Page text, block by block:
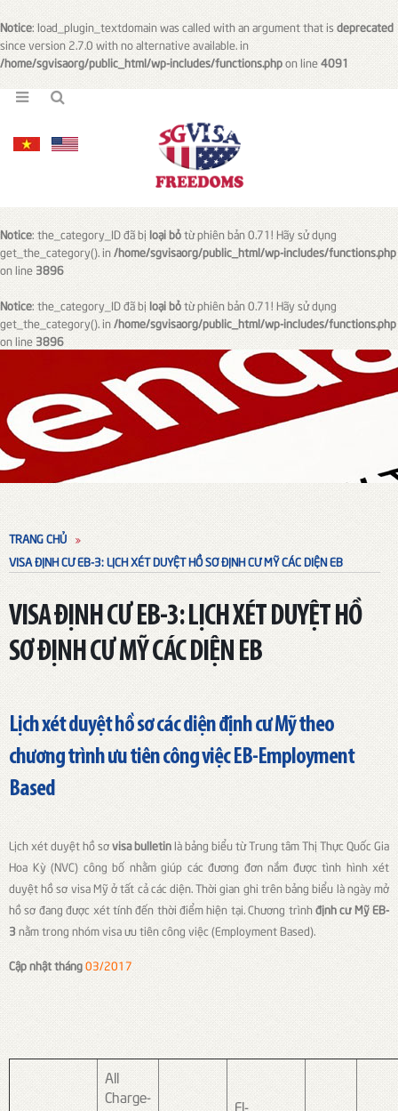
Notice: load_plugin_textdomain was called with an argument that isdeprecated
since version 2.7.0 with no alternative available. in
/home/sgvisaorg/public_html/wp-includes/functions.phpon line4091
Notice: the_category_ID đã bị loại bỏtừ phiên bản 0.71! Hãy sử dụng
get_the_category(). in/home/sgvisaorg/public_html/wp-includes/functions.php
on line3896
Notice: the_category_ID đã bị loại bỏtừ phiên bản 0.71! Hãy sử dụng
get_the_category(). in/home/sgvisaorg/public_html/wp-includes/functions.php
on line3896
TRANG CHỦ
VISA ĐỊNH CƯ EB-3: LỊCH XÉT DUYỆT HỒ SƠ ĐỊNH CƯ MỸ CÁC DIỆN EB
VISA ĐỊNH CƯ EB-3: LỊCH XÉT DUYỆT HỒ
SƠ ĐỊNH CƯ MỸ CÁC DIỆN EB
Lịch xét duyệt hồ sơ các diện định cư Mỹ theo
chương trình ưu tiên công việc EB-Employment
Based
Lịch xét duyệt hồ sơvisa bulletinlà bảng biểu từ Trung tâm Thị Thực Quốc Gia
Hoa Kỳ (NVC) công bố nhằm giúp các đương đơn nắm được tình hình xét
duyệt hồ sơ visa Mỹ ở tất cả các diện. Thời gian ghi trên bảng biểu là ngày mở
hồ sơ đang được xét tính đến thời điểm hiện tại. Chương trìnhđịnh cư Mỹ EB-
3nằm trong nhóm visa ưu tiên công việc (Employment Based).
Cập nhật tháng03/2017
All
Charge-
El-